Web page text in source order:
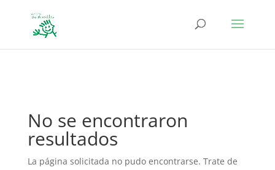
No se encontraron
resultados
La página solicitada no pudo encontrarse. Trate de